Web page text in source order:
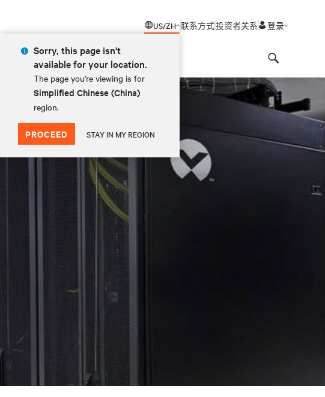
US/ZH
Sorry, this page isn't
available for your location.
The page you're viewing is for
Simplified Chinese (China)
region.
PROCEED STAY IN MY REGION
联系方式投资者关系 登录